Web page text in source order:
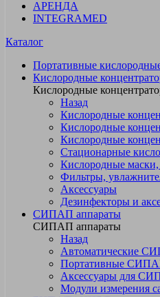
АРЕНДА
INTEGRAMED
Каталог
Портативные
Кислородные
Кислородные
Назад
Кислородные
Кислородные
Кислородные
Стационарные
Кислородные
Фильтры,
Аксессуары
Дезинфекторы и
СИПАП аппараты
СИПАП аппараты
Назад
Автоматические
Портативные
Аксессуары для
Модули измерения